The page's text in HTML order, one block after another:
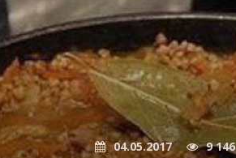
04.05.2017 9 146